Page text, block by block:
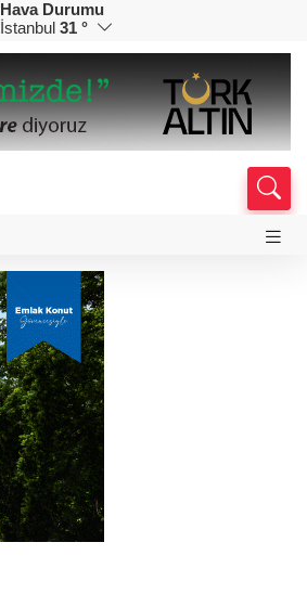
CHF
59,0083
Hava Durumu
İstanbul 31 °